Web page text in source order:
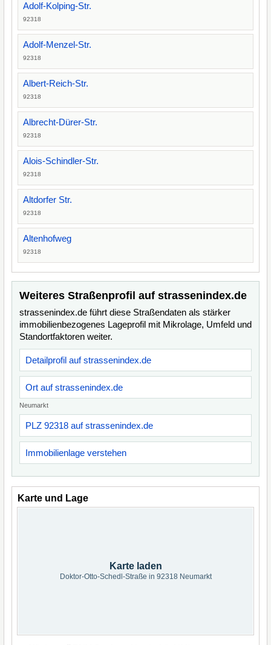
Adolf-Kolping-Str.
92318
Adolf-Menzel-Str.
92318
Albert-Reich-Str.
92318
Albrecht-Dürer-Str.
92318
Alois-Schindler-Str.
92318
Altdorfer Str.
92318
Altenhofweg
92318
Weiteres Straßenprofil auf strassenindex.de
strassenindex.de führt diese Straßendaten als stärker
immobilienbezogenes Lageprofil mit Mikrolage, Umfeld und
Standortfaktoren weiter.
Detailprofil auf strassenindex.de
Ort auf strassenindex.de
Neumarkt
PLZ 92318 auf strassenindex.de
Immobilienlage verstehen
Karte und Lage
Karte laden
Doktor-Otto-Schedl-Straße in 92318 Neumarkt